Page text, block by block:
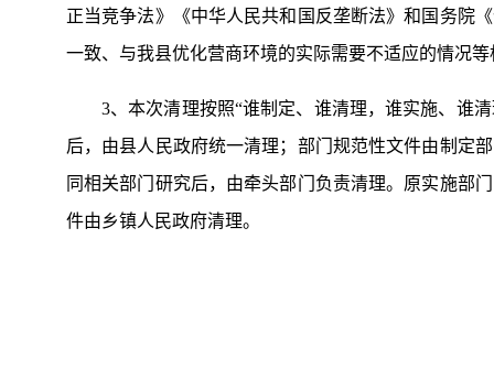
正当竞争法》《中华人民共和国反垄断法》和国务院
一致、与我县优化营商环境的实际需要不适应的情况
3、本次清理按照“谁制定、谁清理，谁实施、谁
后，由县人民政府统一清理；部门规范性文件由制定
同相关部门研究后，由牵头部门负责清理。原实施部
件由乡镇人民政府清理。